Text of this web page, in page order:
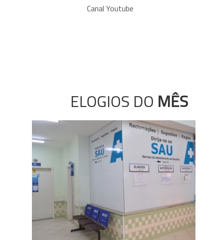
Canal Youtube
ELOGIOS DO MÊS